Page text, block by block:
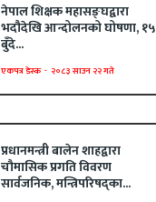
नेपाल शिक्षक महासङ्घद्वारा
भदौदेखि आन्दोलनको घोषणा, १५
बुँदे...
एकपत्र डेस्क - २०८३ साउन २२ गते
प्रधानमन्त्री बालेन शाहद्वारा
चौमासिक प्रगति विवरण
सार्वजनिक, मन्त्रिपरिषद्का...